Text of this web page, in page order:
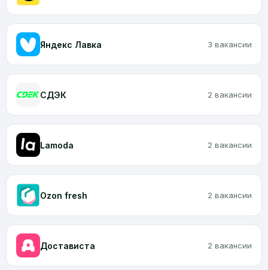
Яндекс Лавка 3 вакансии
CДЭК 2 вакансии
Lamoda 2 вакансии
Ozon fresh 2 вакансии
Достависта 2 вакансии